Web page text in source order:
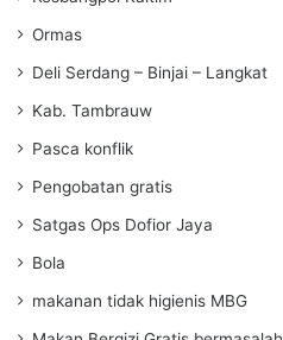
Ormas
Deli Serdang – Binjai – Langkat
Kab. Tambrauw
Pasca konflik
Pengobatan gratis
Satgas Ops Dofior Jaya
Bola
makanan tidak higienis MBG